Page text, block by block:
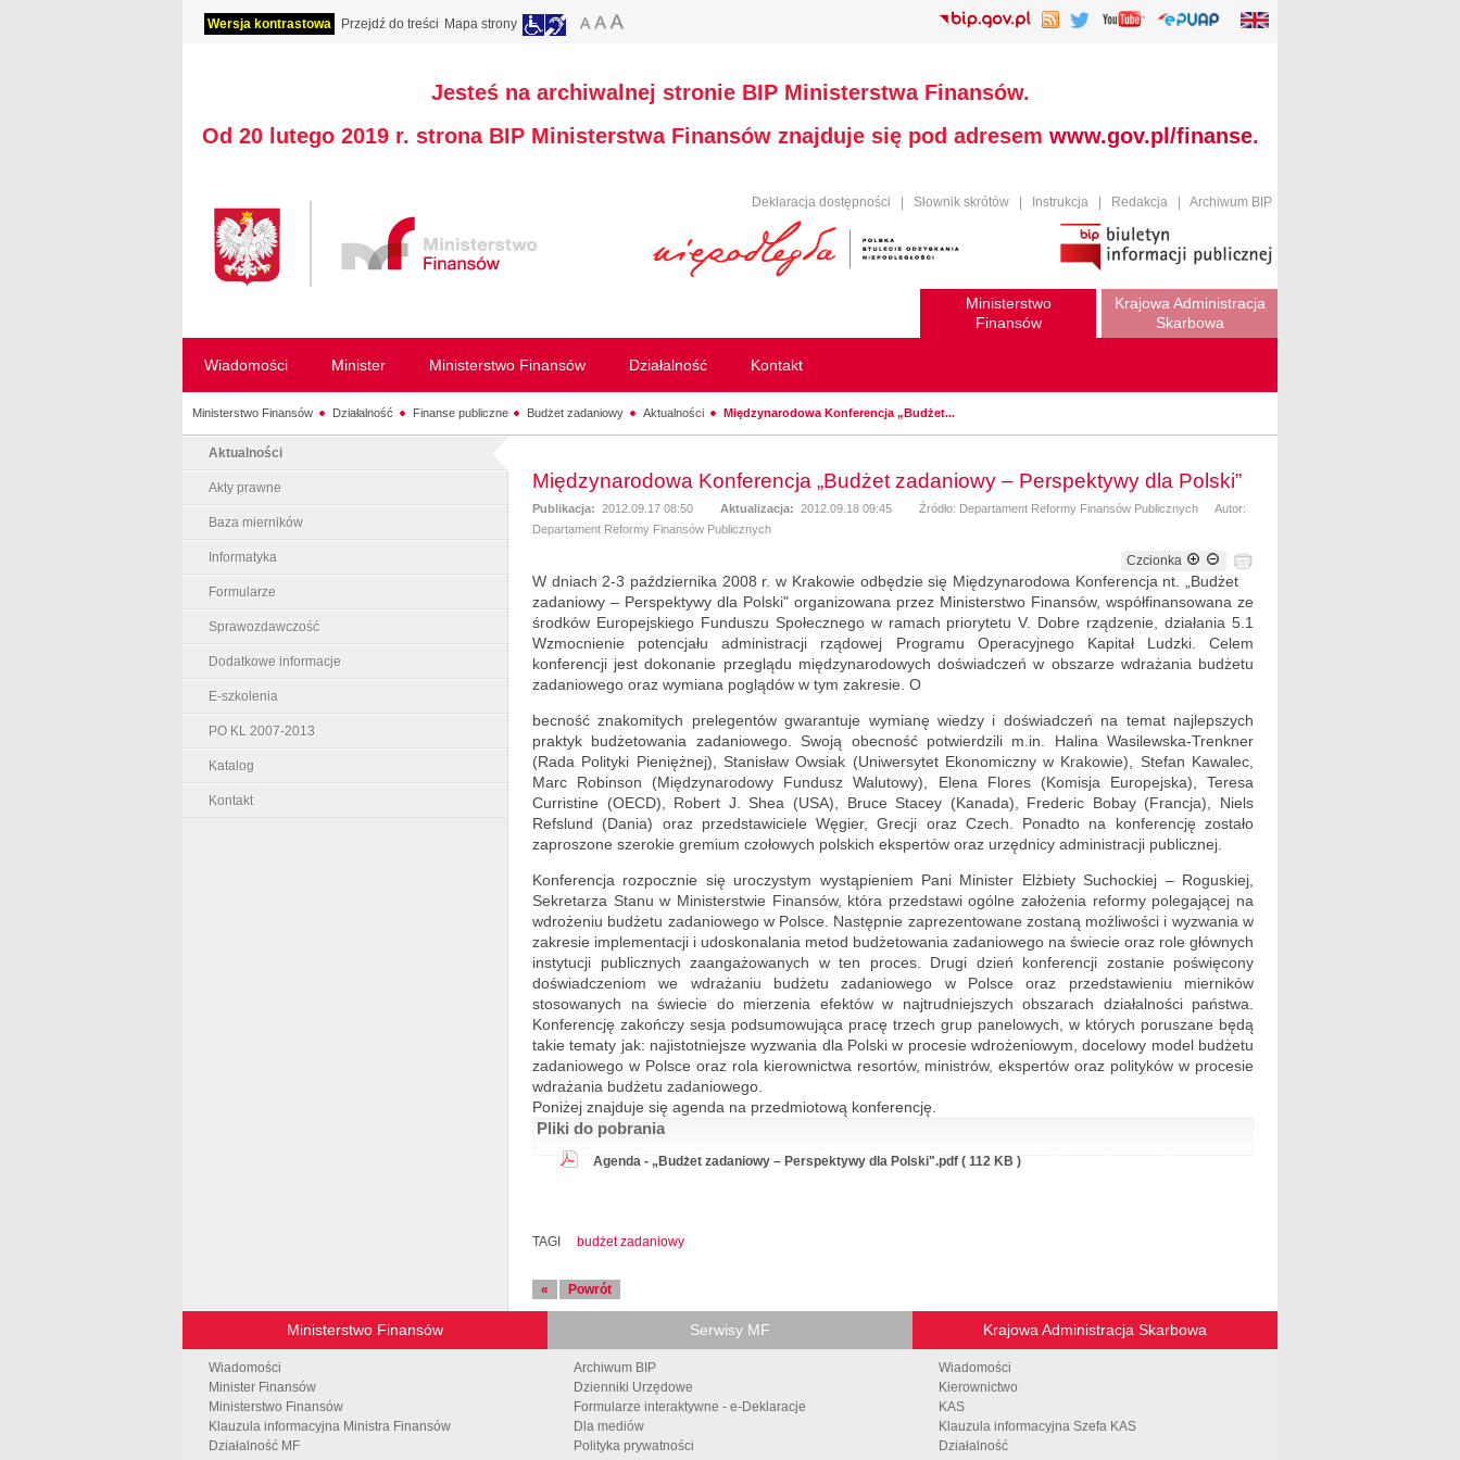
Wersja kontrastowa Przejdź do treści Mapa strony
Jesteś na archiwalnej stronie BIP Ministerstwa Finansów.
Od 20 lutego 2019 r. strona BIP Ministerstwa Finansów znajduje się pod adresem www.gov.pl/finanse.
Deklaracja dostępności Słownik skrótów Instrukcja Redakcja Archiwum BIP
Ministerstwo
Finansów
Krajowa Administracja
Skarbowa
Wiadomości Minister Ministerstwo Finansów Działalność Kontakt
Ministerstwo Finansów Działalność Finanse publiczne Budżet zadaniowy Aktualności Międzynarodowa Konferencja „Budżet...
Aktualności
Akty prawne
Baza mierników
Informatyka
Formularze
Sprawozdawczość
Dodatkowe informacje
E-szkolenia
PO KL 2007-2013
Katalog
Kontakt
Międzynarodowa Konferencja „Budżet zadaniowy – Perspektywy dla Polski”
Publikacja: 2012.09.17 08:50 Aktualizacja: 2012.09.18 09:45 Źródło: Departament Reformy Finansów Publicznych
Autor:
Departament Reformy Finansów Publicznych
Czcionka
W dniach 2-3 października 2008 r. w Krakowie odbędzie się Międzynarodowa Konferencja nt. „Budżet
zadaniowy – Perspektywy dla Polski" organizowana przez Ministerstwo Finansów, współfinansowana ze
środków Europejskiego Funduszu Społecznego w ramach priorytetu V. Dobre rządzenie, działania 5.1
Wzmocnienie potencjału administracji rządowej Programu Operacyjnego Kapitał Ludzki. Celem
konferencji jest dokonanie przeglądu międzynarodowych doświadczeń w obszarze wdrażania budżetu
zadaniowego oraz wymiana poglądów w tym zakresie. O
becność znakomitych prelegentów gwarantuje wymianę wiedzy i doświadczeń na temat najlepszych
praktyk budżetowania zadaniowego. Swoją obecność potwierdzili m.in. Halina Wasilewska-Trenkner
(Rada Polityki Pieniężnej), Stanisław Owsiak (Uniwersytet Ekonomiczny w Krakowie), Stefan Kawalec,
Marc Robinson (Międzynarodowy Fundusz Walutowy), Elena Flores (Komisja Europejska), Teresa
Curristine (OECD), Robert J. Shea (USA), Bruce Stacey (Kanada), Frederic Bobay (Francja), Niels
Refslund (Dania) oraz przedstawiciele Węgier, Grecji oraz Czech. Ponadto na konferencję zostało
zaproszone szerokie gremium czołowych polskich ekspertów oraz urzędnicy administracji publicznej.
Konferencja rozpocznie się uroczystym wystąpieniem Pani Minister Elżbiety Suchockiej – Roguskiej,
Sekretarza Stanu w Ministerstwie Finansów, która przedstawi ogólne założenia reformy polegającej na
wdrożeniu budżetu zadaniowego w Polsce. Następnie zaprezentowane zostaną możliwości i wyzwania w
zakresie implementacji i udoskonalania metod budżetowania zadaniowego na świecie oraz role głównych
instytucji publicznych zaangażowanych w ten proces. Drugi dzień konferencji zostanie poświęcony
doświadczeniom we wdrażaniu budżetu zadaniowego w Polsce oraz przedstawieniu mierników
stosowanych na świecie do mierzenia efektów w najtrudniejszych obszarach działalności państwa.
Konferencję zakończy sesja podsumowująca pracę trzech grup panelowych, w których poruszane będą
takie tematy jak: najistotniejsze wyzwania dla Polski w procesie wdrożeniowym, docelowy model budżetu
zadaniowego w Polsce oraz rola kierownictwa resortów, ministrów, ekspertów oraz polityków w procesie
wdrażania budżetu zadaniowego.
Poniżej znajduje się agenda na przedmiotową konferencję.
Pliki do pobrania
Agenda - „Budżet zadaniowy – Perspektywy dla Polski".pdf ( 112 KB )
TAGI budżet zadaniowy
« Powrót
Ministerstwo Finansów
Wiadomości
Minister Finansów
Ministerstwo Finansów
Klauzula informacyjna Ministra Finansów
Działalność MF
Serwisy MF
Archiwum BIP
Dzienniki Urzędowe
Formularze interaktywne - e-Deklaracje
Dla mediów
Polityka prywatności
Krajowa Administracja Skarbowa
Wiadomości
Kierownictwo
KAS
Klauzula informacyjna Szefa KAS
Działalność